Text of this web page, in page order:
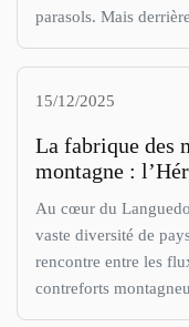
parasols. Mais
15/12/2025
La fabrique des
montagne :
Au cœur du
vaste diversité de
rencontre entre les
contreforts